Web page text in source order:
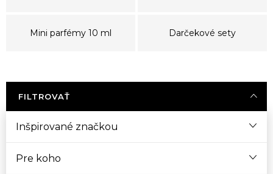
Mini parfémy 10 ml Darčekové sety
FILTROVAŤ
Inšpirované značkou
Pre koho